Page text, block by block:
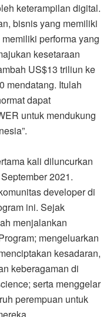
keterampilan digital.
bisnis yang memiliki
performa yang
kesetaraan
US$13 triliun ke
mendatang. Itulah
dapat
untuk mendukung
kali diluncurkan
2021.
developer di
ini. Sejak
menjalankan
mengeluarkan
kesadaran,
keberagaman di
serta menggelar
perempuan untuk